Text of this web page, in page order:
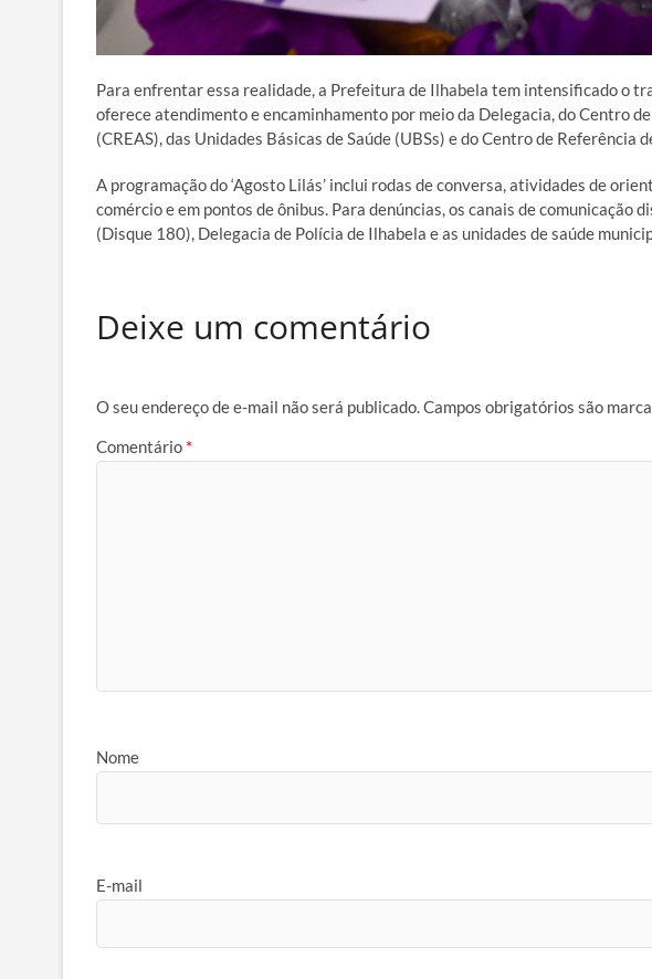
Para enfrentar essa realidade, a Prefeitura de Ilhabela tem intensificado o
oferece atendimento e encaminhamento por meio da Delegacia, do Centro
(CREAS), das Unidades Básicas de Saúde (UBSs) e do Centro de Referência
A programação do ‘Agosto Lilás’ inclui rodas de conversa, atividades de
comércio e em pontos de ônibus. Para denúncias, os canais de
(Disque 180), Delegacia de Polícia de Ilhabela e as unidades de saúde
Deixe um comentário
O seu endereço de e-mail não será publicado.Campos obrigatórios são
Comentário *
Nome
E-mail